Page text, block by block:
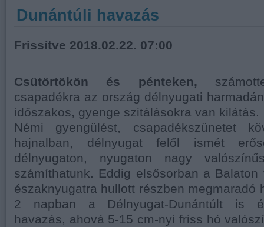
Dunántúli havazás
Frissítve 2018.02.22. 07:00
Csütörtökön és pénteken,
csapadékra az ország délnyugati
időszakos, gyenge szitálásokra van kilátás.
Némi gyengülést, csapadékszünetet
hajnalban, délnyugat felől ismét
délnyugaton, nyugaton nagy
számíthatunk. Eddig elsősorban a Balaton
északnyugatra hullott részben megmaradó
2 napban a Délnyugat-Dunántúlt is
havazás, ahová 5-15 cm-nyi friss hó